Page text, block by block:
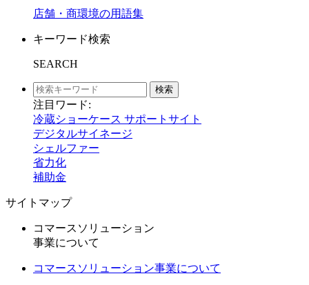
店舗・商環境の用語集
キーワード検索
SEARCH
検索
注目ワード:
冷蔵ショーケース サポートサイト
デジタルサイネージ
シェルファー
省力化
補助金
サイトマップ
コマースソリューション
事業について
コマースソリューション事業について